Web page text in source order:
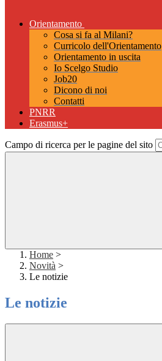
Orientamento
Cosa si fa al Milani?
Curricolo dell'Orientamento
Orientamento in uscita
Io Scelgo Studio
Job20
Dicono di noi
Contatti
PNRR
Erasmus+
Campo di ricerca per le pagine del sito
Home >
Novità >
Le notizie
Le notizie